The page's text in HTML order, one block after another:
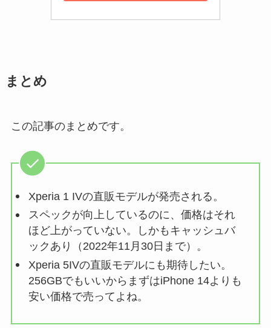
まとめ
この記事のまとめです。
Xperia 1 IVの直販モデルが発売される。
スペックが向上しているのに、価格はそれ
ほど上がっていない。しかもキャッシュバ
ックあり（2022年11月30日まで）。
Xperia 5IVの直販モデルにも期待したい。
256GBでもいいからまずはiPhone 14よりも
安い価格で売ってよね。